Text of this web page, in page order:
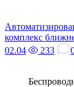
комплекс
02.04
233